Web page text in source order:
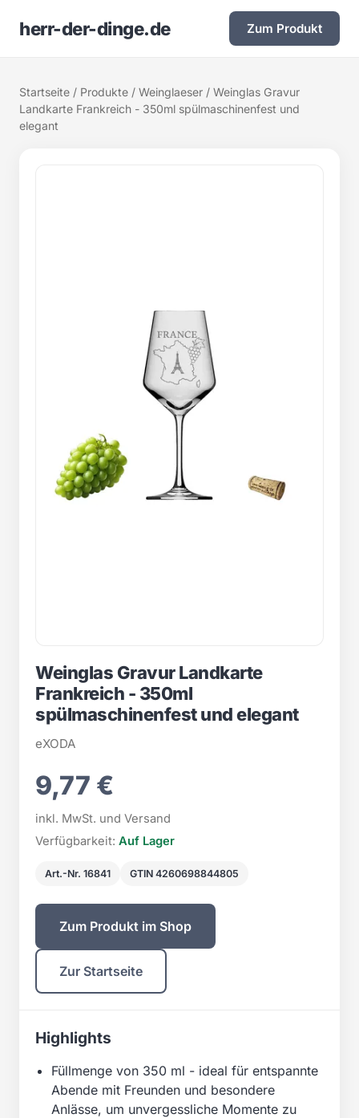
herr-der-dinge.de Zum Produkt
Startseite / Produkte / Weinglaeser / Weinglas Gravur
Landkarte Frankreich - 350ml spülmaschinenfest und
elegant
Weinglas Gravur Landkarte
Frankreich - 350ml
spülmaschinenfest und elegant
eXODA
9,77 €
inkl. MwSt. und Versand
Verfügbarkeit: Auf Lager
Art.-Nr. 16841 GTIN 4260698844805
Zum Produkt im Shop
Zur Startseite
Highlights
Füllmenge von 350 ml - ideal für entspannte
Abende mit Freunden und besondere
Anlässe, um unvergessliche Momente zu